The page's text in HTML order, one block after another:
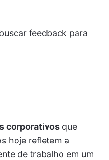
feedback para
corporativosque
hoje refletem a
de trabalho em um